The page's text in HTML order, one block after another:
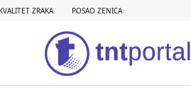
KVALITET ZRAKA POSAO ZENICA